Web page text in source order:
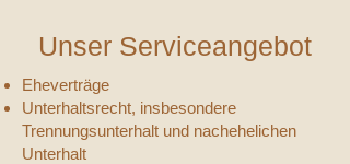
Unser Serviceangebot
Eheverträge
Unterhaltsrecht, insbesondere
Trennungsunterhalt und nachehelichen
Unterhalt